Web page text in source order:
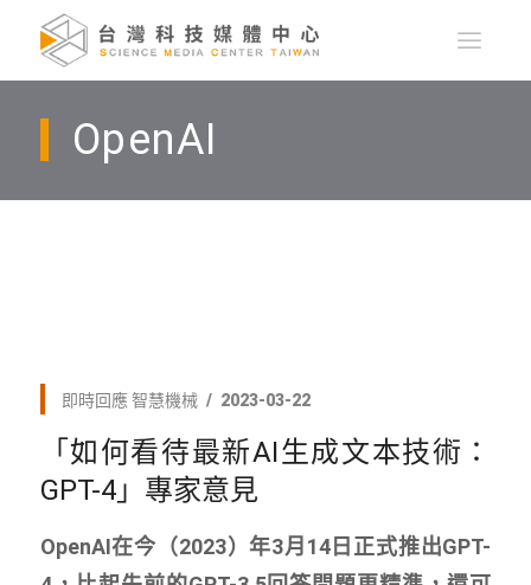
OpenAI
即時回應 智慧機械 2023-03-22
「如何看待最新AI生成文本技術：
GPT-4」專家意見
OpenAI在今（2023）年3月14日正式推出GPT-